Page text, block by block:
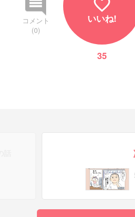
コメント
(0)
favorite_border
いいね!
35